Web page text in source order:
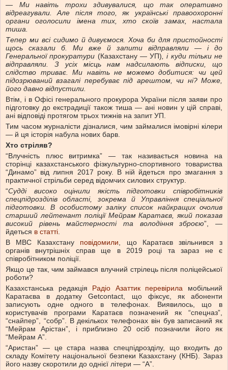
— Ми навіть трохи здивувалися, що так оперативно
відреагували. Але після того, як українські правоохоронні
органи оголосили імена тих, хто скоїв замах, настала
тиша.
Тепер ми всі сидимо й дивуємося. Хоча би для пристойності
щось сказали б. Ми вже й запити відправляли — і до
Генеральної прокуратури (Казахстану — УП), і куди тільки не
відправляли. З усіх місць нам надсилають відписки, що
слідство триває. Ми навіть не можемо добитися: чи цей
підозрюваний взагалі перебуває під арештом, чи ні? Може,
його давно відпустили.
Втім, і в Офісі генерального прокурора України після заяви про
підготовку до екстрадиції також тиша — ані новин у цій справі,
ані відповіді протягом трьох тижнів на запит УП.
Тим часом журналісти дізналися, чим займалися імовірні кілери
— й ця історія набула нових барв.
Хто стріляв?
“Влучність плюс витримка” — так називається новина на
сторінці казахстанського фізкультурно-спортивного товариства
“Динамо” від липня 2017 року. В ній йдеться про змагання з
практичної стрільби серед відомчих силових структур.
“Судді високо оцінили якість підготовки співробітників
спецпідрозділів області, зокрема й Управління спеціальної
підготовки. В особистому заліку список найкращих очолив
старший лейтенант поліції Мейрам Каратаєв, який показав
високий рівень майстерності та володіння зброєю”, —
йдеться в статті.
В МВС Казахстану повідомили, що Каратаєв звільнився з
органів внутрішніх справ ще в 2019 році та зараз не є
співробітником поліції.
Якщо це так, чим займався влучний стрілець після поліцейської
роботи?
Казахстанська редакція Радіо Азаттик перевірила мобільний
Каратаєва в додатку Getcontact, що фіксує, як абоненти
записують одне одного в телефонах. Виявилось, що в
користувачів програми Каратаєв позначений як “спецназ”,
“снайпер”, “собр”. В декількох телефонах він був записаний як
“Мейрам Арістан”, і приблизно 20 осіб позначили його як
“Мейрам А”.
“Аристан” — це стара назва спецпідрозділу, що входить до
складу Комітету національної безпеки Казахстану (КНБ). Зараз
його назву скоротили до однієї літери — “А”.